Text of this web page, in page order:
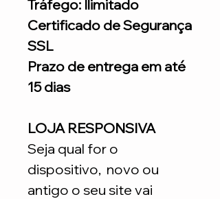
Tráfego: Ilimitado
Certificado de Segurança
SSL
Prazo de entrega em até
15 dias
LOJA RESPONSIVA
Seja qual for o
dispositivo, novo ou
antigo o seu site vai